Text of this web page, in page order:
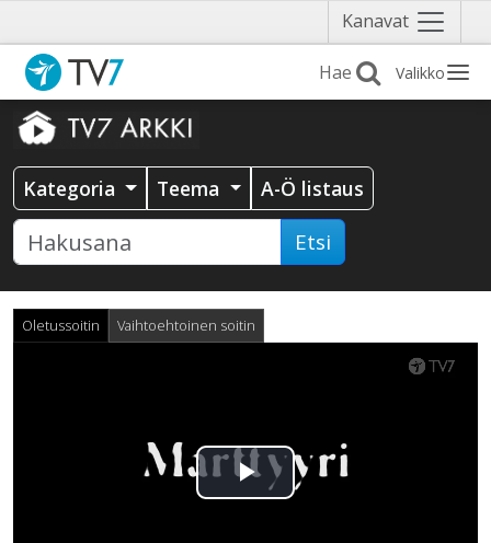
Kanavat Näytä
valikko
Valikko
Kategoria Teema A-Ö listaus
Etsi
Oletussoitin Vaihtoehtoinen soitin
Toista